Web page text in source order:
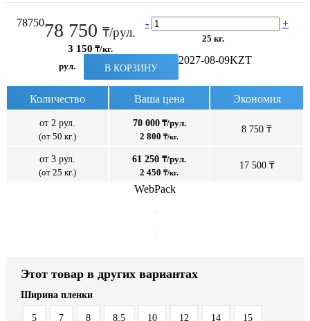
7875078 750 ₸/рул.
3 150 ₸/кг.
- +
25 кг.
рул. В КОРЗИНУ
2027-08-09KZT
Количество Ваша цена Экономия
от 2 рул.
(от 50 кг.)
70 000₸/рул.
2 800 ₸/кг.
8 750 ₸
от 3 рул.
(от 25 кг.)
61 250 ₸/рул.
2 450 ₸/кг.
17 500 ₸
WebPack
Этот товар в других вариантах
Ширина пленки
5 7 8 8,5 10 12 14 15